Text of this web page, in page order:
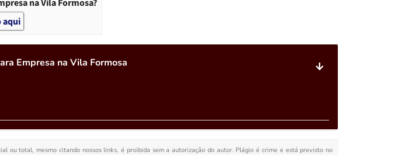
aqui
Empresa na Vila Formosa
ou total, mesmo citando nossos links, é proibida sem a autorização do autor. Plágio é crime e está previsto no